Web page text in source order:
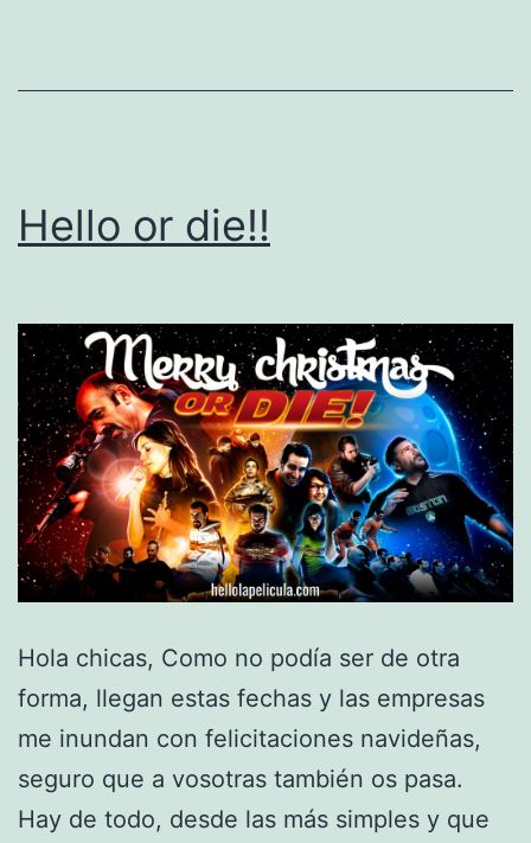
Hello or die!!
Hola chicas, Como no podía ser de otra
forma, llegan estas fechas y las empresas
me inundan con felicitaciones navideñas,
seguro que a vosotras también os pasa.
Hay de todo, desde las más simples y que